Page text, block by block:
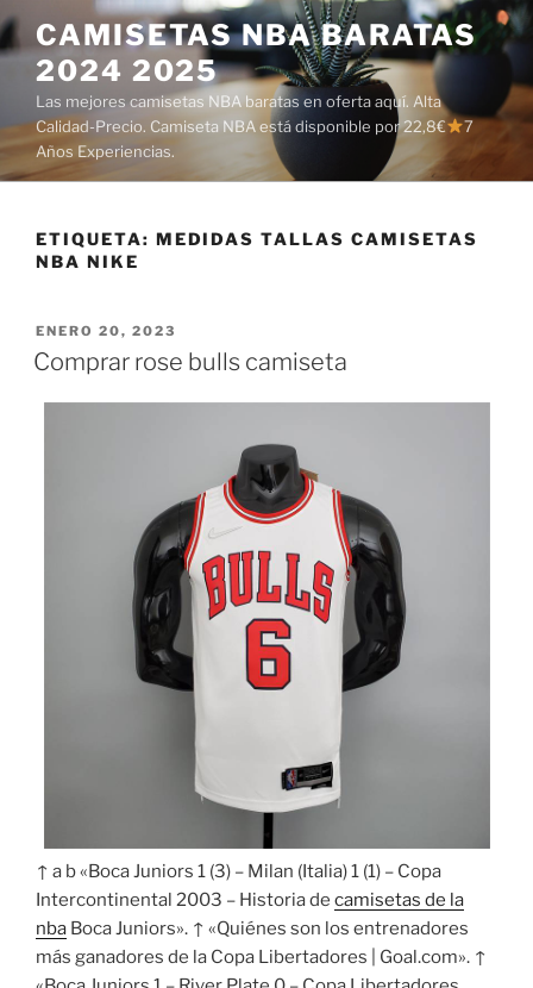
Saltar
al
contenido
CAMISETAS NBA BARATAS
2024 2025
Las mejores camisetas NBA baratas en oferta aquí. Alta
Calidad-Precio. Camiseta NBA está disponible por 22,8€
7
Años Experiencias.
ETIQUETA: MEDIDAS TALLAS CAMISETAS
NBA NIKE
PUBLICADO
EL
ENERO 20, 2023
Comprar rose bulls camiseta
↑ a b «Boca Juniors 1 (3) – Milan (Italia) 1 (1) – Copa
Intercontinental 2003 – Historia de camisetas de la
nba Boca Juniors». ↑ «Quiénes son los entrenadores
más ganadores de la Copa Libertadores | Goal.com». ↑